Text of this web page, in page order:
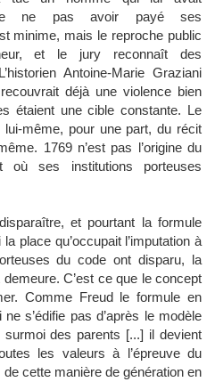
de ne pas avoir payé ses
minime, mais le reproche public
et le jury reconnaît des
Antoine-Marie Graziani
déjà une violence bien
étaient une cible constante. Le
lui-même, pour une part, du récit
1769 n’est pas l’origine du
où ses institutions porteuses
et pourtant la formule
place qu’occupait l’imputation à
du code ont disparu, la
C’est ce que le concept
Comme Freud le formule en
s’édifie pas d’après le modèle
des parents [...] il devient
les valeurs à l’épreuve du
cette manière de génération en